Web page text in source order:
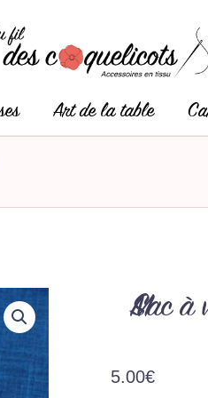
Art de la table
Sac à vrac personnalisable, taille M
5.00€